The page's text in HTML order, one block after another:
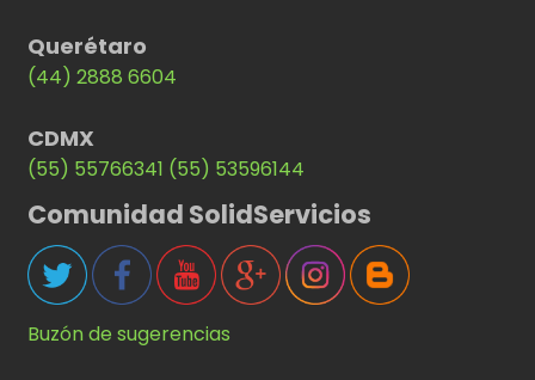
Querétaro
(44) 2888 6604
CDMX
(55) 55766341 (55) 53596144
Comunidad SolidServicios
Buzón de sugerencias